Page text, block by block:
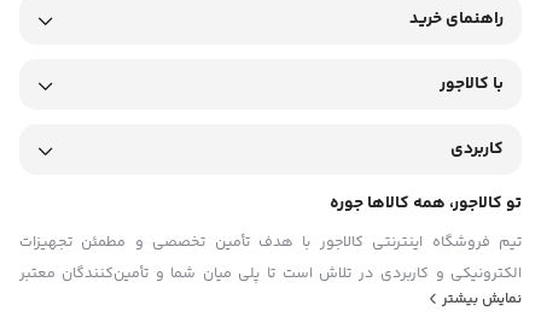
راهنمای خرید
با کالاجور
کاربردی
تو کالاجور، همه کالاها جوره
تیم فروشگاه اینترنتی کالاجور با هدف تأمین تخصصی و مطمئن تجهیزات
الکترونیکی و کاربردی در تلاش است تا پلی میان شما و تأمین‌کنندگان معتبر
باشد. ما در تیم کالاجور تلاش می‌کنیم با ارائه‌ی محصولاتی باکیفیت و اصل، همراه
نمایش بیشتر